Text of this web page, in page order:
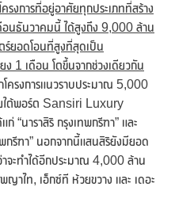
รงการที่อยู่อาศัยทุกประเภทที่สร้าง
อนธันวาคมนี้ ได้สูงถึง 9,000 ล้าน
ร์ยอดโอนที่สูงที่สุดเป็น
ง 1 เดือน โตขึ้นจากช่วงเดียวกัน
โครงการแนวราบประมาณ 5,000
ยใต้พอร์ต Sansiri Luxury
“นาราสิริ กรุงเทพกรีฑา” และ
พกรีฑา” นอกจากนี้แสนสิริยังมียอด
าจะทำได้อีกประมาณ 4,000 ล้าน
ญาไท, เอ็กซ์ที ห้วยขวาง และ เดอะ